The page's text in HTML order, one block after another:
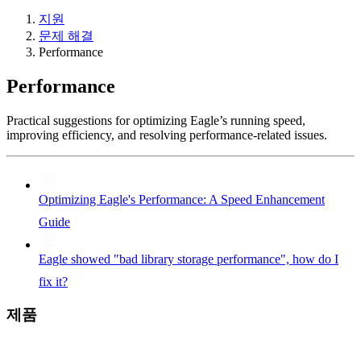
지원
문제 해결
Performance
Performance
Practical suggestions for optimizing Eagle’s running speed,
improving efficiency, and resolving performance-related issues.
Optimizing Eagle's Performance: A Speed Enhancement
Guide
Eagle showed "bad library storage performance", how do I
fix it?
제품